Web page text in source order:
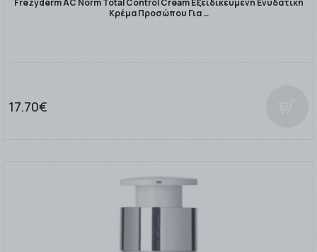
Frezyderm AC Νorm Total Control Cream Εξειδικευμένη Ενυδατική
Κρέμα Προσώπου Για …
17.70€